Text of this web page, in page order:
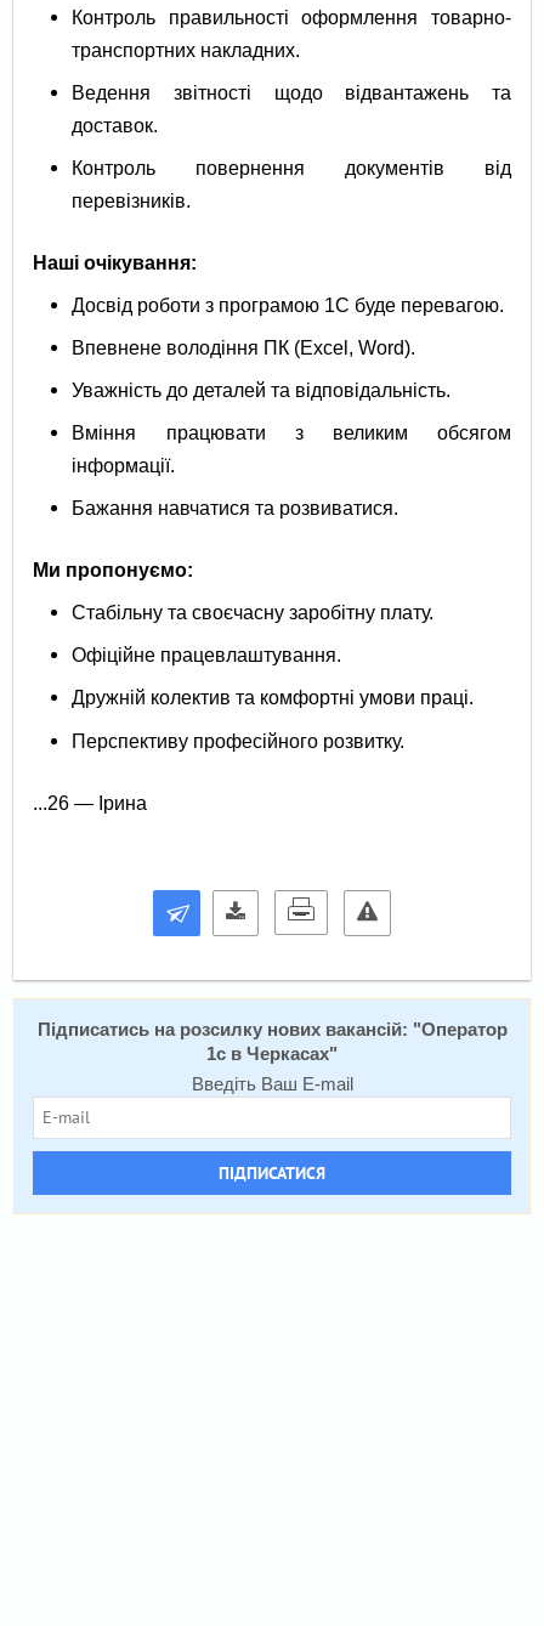
Контроль правильності оформлення товарно-
транспортних накладних.
Ведення звітності щодо відвантажень та
доставок.
Контроль повернення документів від
перевізників.
Наші очікування:
Досвід роботи з програмою 1С буде перевагою.
Впевнене володіння ПК (Excel, Word).
Уважність до деталей та відповідальність.
Вміння працювати з великим обсягом
інформації.
Бажання навчатися та розвиватися.
Ми пропонуємо:
Стабільну та своєчасну заробітну плату.
Офіційне працевлаштування.
Дружній колектив та комфортні умови праці.
Перспективу професійного розвитку.
...26 — Ірина
Підписатись на розсилку нових вакансій: "Оператор
1c в Черкасах"
Введіть Ваш E-mail
ПІДПИСАТИСЯ